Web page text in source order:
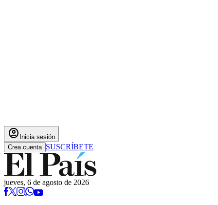
account_circle Inicia sesión
Crea cuenta SUSCRÍBETE
jueves, 6 de agosto de 2026